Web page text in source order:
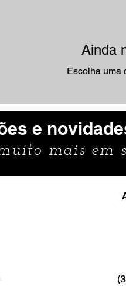
Ainda
Escolha uma
e
mais em